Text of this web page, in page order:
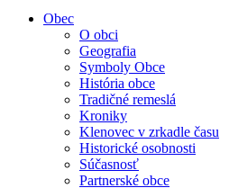
Obec
O obci
Geografia
Symboly Obce
História obce
Tradičné remeslá
Kroniky
Klenovec v zrkadle času
Historické osobnosti
Súčasnosť
Partnerské obce